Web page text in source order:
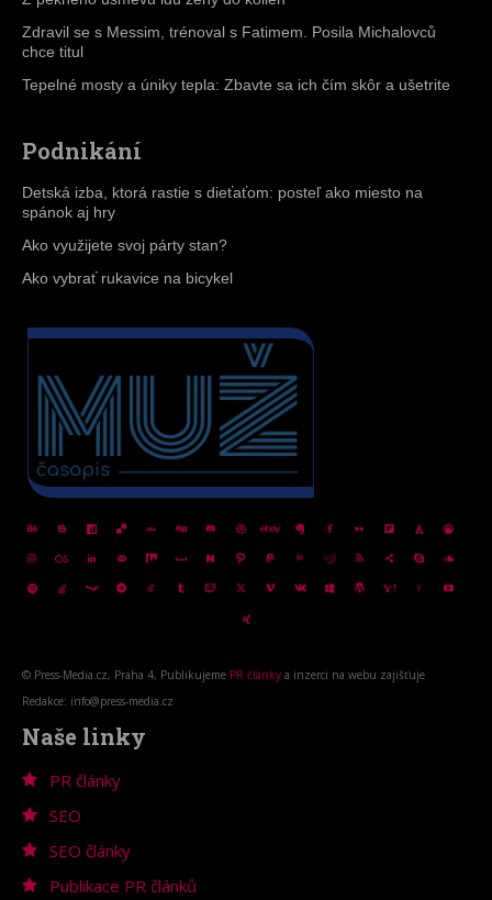
Zdravil se s Messim, trénoval s Fatimem. Posila Michalovců
chce titul
Tepelné mosty a úniky tepla: Zbavte sa ich čím skôr a ušetrite
Podnikání
Detská izba, ktorá rastie s dieťaťom: posteľ ako miesto na
spánok aj hry
Ako využijete svoj párty stan?
Ako vybrať rukavice na bicykel
© Press-Media.cz, Praha 4, Publikujeme PR články a inzerci na webu zajišťuje
Redakce: info@press-media.cz
Naše linky
PR články
SEO
SEO články
Publikace PR článků